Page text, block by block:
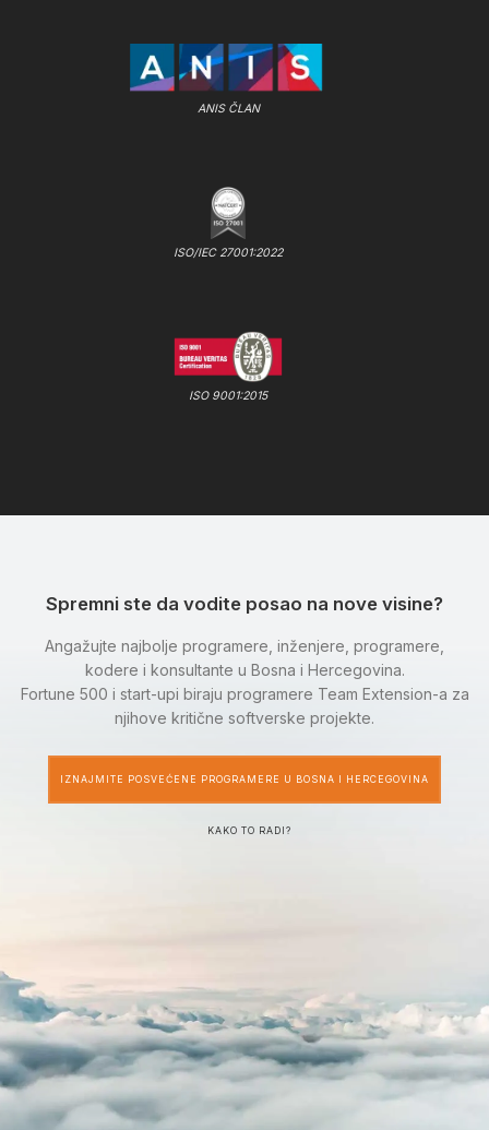
ANIS ČLAN
ISO/IEC 27001:2022
ISO 9001:2015
Spremni ste da vodite posao na nove visine?
Angažujte najbolje programere, inženjere, programere,
kodere i konsultante u Bosna i Hercegovina.
Fortune 500 i start-upi biraju programere Team Extension-a za
njihove kritične softverske projekte.
IZNAJMITE POSVEĆENE PROGRAMERE U BOSNA I HERCEGOVINA
KAKO TO RADI?